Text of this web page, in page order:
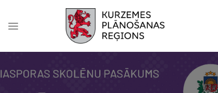
content